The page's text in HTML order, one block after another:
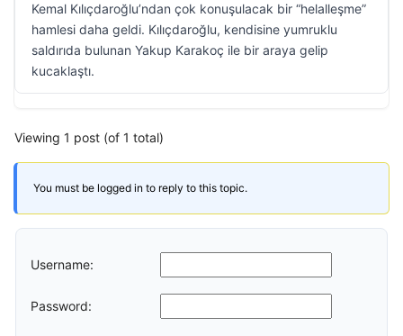
Kemal Kılıçdaroğlu’ndan çok konuşulacak bir “helalleşme”
hamlesi daha geldi. Kılıçdaroğlu, kendisine yumruklu
saldırıda bulunan Yakup Karakoç ile bir araya gelip
kucaklaştı.
Viewing 1 post (of 1 total)
You must be logged in to reply to this topic.
Username:
Password: